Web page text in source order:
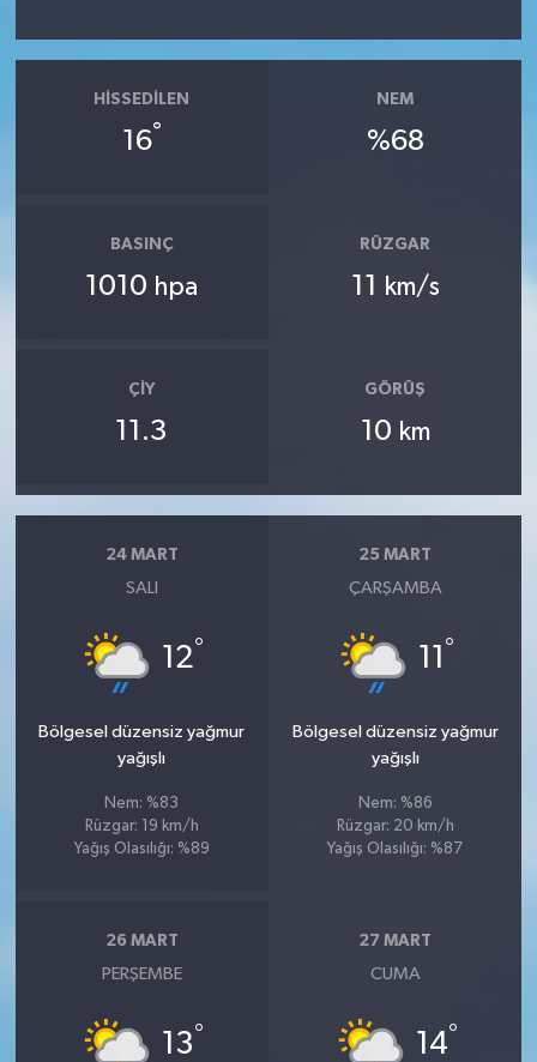
HISSEDILEN
16°
NEM
%68
BASINÇ
1010 hpa
RÜZGAR
11 km/s
ÇIY
11.3
GÖRÜŞ
10 km
24 MART
SALI
12°
Bölgesel düzensiz yağmur
yağışlı
Nem: %83
Rüzgar: 19 km/h
Yağış Olasılığı: %89
25 MART
ÇARŞAMBA
11 °
Bölgesel düzensiz yağmur
yağışlı
Nem: %86
Rüzgar: 20 km/h
Yağış Olasılığı: %87
26 MART
PERŞEMBE
13°
27 MART
CUMA
14°